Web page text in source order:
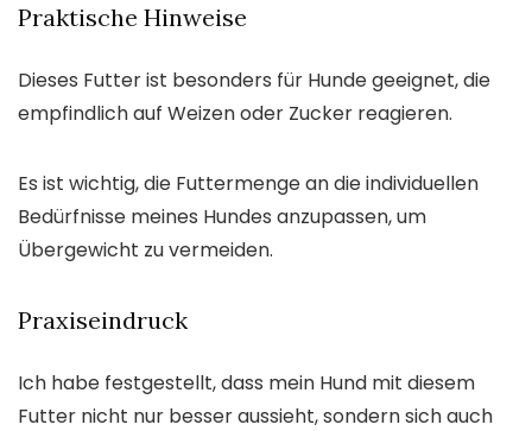
Praktische Hinweise
Dieses Futter ist besonders für Hunde geeignet, die
empfindlich auf Weizen oder Zucker reagieren.
Es ist wichtig, die Futtermenge an die individuellen
Bedürfnisse meines Hundes anzupassen, um
Übergewicht zu vermeiden.
Praxiseindruck
Ich habe festgestellt, dass mein Hund mit diesem
Futter nicht nur besser aussieht, sondern sich auch